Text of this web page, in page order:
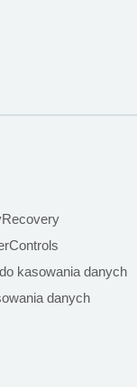
kasowania danych
danych